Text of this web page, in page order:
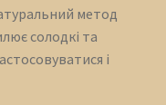
метод
солодкі та
і